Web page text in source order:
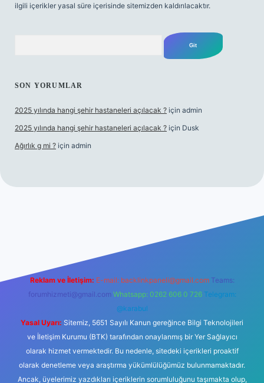
ilgili içerikler yasal süre içerisinde sitemizden kaldırılacaktır.
SON YORUMLAR
2025 yılında hangi şehir hastaneleri açılacak ? için admin
2025 yılında hangi şehir hastaneleri açılacak ? için Dusk
Ağırlık g mi ? için admin
Reklam ve İletişim: E-mail: backlinkpaneli@gmail.com Teams:
forumhizmeti@gmail.com Whatsapp: 0262 606 0 726 Telegram:
@karabul
Yasal Uyarı: Sitemiz, 5651 Sayılı Kanun gereğince Bilgi Teknolojileri
ve İletişim Kurumu (BTK) tarafından onaylanmış bir Yer Sağlayıcı
olarak hizmet vermektedir. Bu nedenle, sitedeki içerikleri proaktif
olarak denetleme veya araştırma yükümlülüğümüz bulunmamaktadır.
Ancak, üyelerimiz yazdıkları içeriklerin sorumluluğunu taşımakta olup,